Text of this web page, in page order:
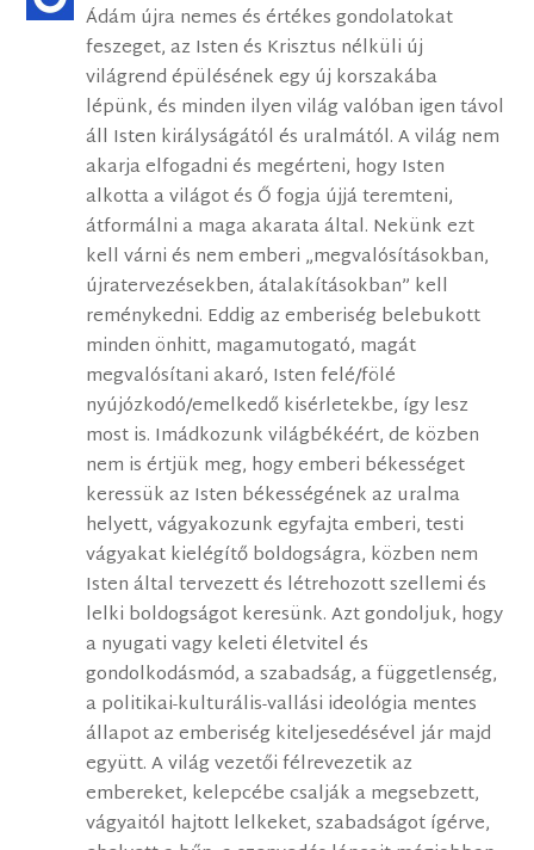
Ádám újra nemes és értékes gondolatokat
feszeget, az Isten és Krisztus nélküli új
világrend épülésének egy új korszakába
lépünk, és minden ilyen világ valóban igen távol
áll Isten királyságától és uralmától. A világ nem
akarja elfogadni és megérteni, hogy Isten
alkotta a világot és Ő fogja újjá teremteni,
átformálni a maga akarata által. Nekünk ezt
kell várni és nem emberi „megvalósításokban,
újratervezésekben, átalakításokban” kell
reménykedni. Eddig az emberiség belebukott
minden önhitt, magamutogató, magát
megvalósítani akaró, Isten felé/fölé
nyújózkodó/emelkedő kisérletekbe, így lesz
most is. Imádkozunk világbékéért, de közben
nem is értjük meg, hogy emberi békességet
keressük az Isten békességének az uralma
helyett, vágyakozunk egyfajta emberi, testi
vágyakat kielégítő boldogságra, közben nem
Isten által tervezett és létrehozott szellemi és
lelki boldogságot keresünk. Azt gondoljuk, hogy
a nyugati vagy keleti életvitel és
gondolkodásmód, a szabadság, a függetlenség,
a politikai-kulturális-vallási ideológia mentes
állapot az emberiség kiteljesedésével jár majd
együtt. A világ vezetői félrevezetik az
embereket, kelepcébe csalják a megsebzett,
vágyaitól hajtott lelkeket, szabadságot ígérve,